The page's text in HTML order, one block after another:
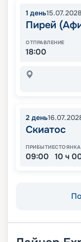
1 день15.07.2028
Пирей
ОТПРАВЛЕНИЕ
18:00
2 день
Скиатос
ПРИБЫТИЕ
09:00
СТОЯНКА
10 ч